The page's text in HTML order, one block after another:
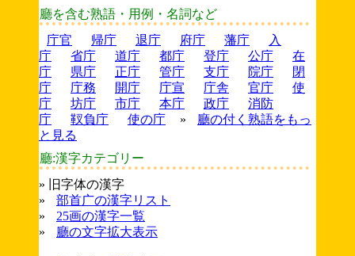
廳を含む熟語・用例・名詞など
庁官
帰庁 退庁 府庁 藩庁
入
庁
省庁 道庁 都庁 登庁 公庁
在
庁
県庁 正庁 管庁 支庁 院庁
閉
庁
庁務 開庁 庁宣 庁舎 官庁
使
庁
坊庁 市庁 本庁 政庁
消防
庁
靫負庁 使の庁 »
廳の付く熟語をもっ
と見る
廳:漢字カテゴリー
» 旧字体の漢字
»
部首广の漢字リスト
»
25画の漢字一覧
»
廳の文字拡大表示